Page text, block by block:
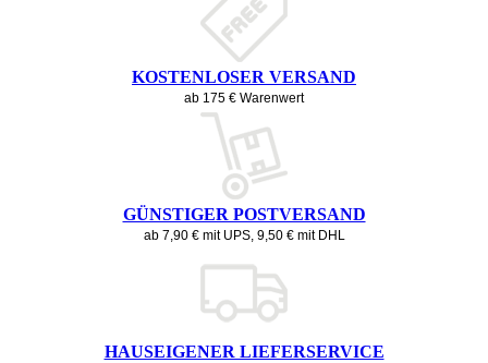
KOSTENLOSER VERSAND
ab 175 € Warenwert
GÜNSTIGER POSTVERSAND
ab 7,90 € mit UPS, 9,50 € mit DHL
HAUSEIGENER LIEFERSERVICE